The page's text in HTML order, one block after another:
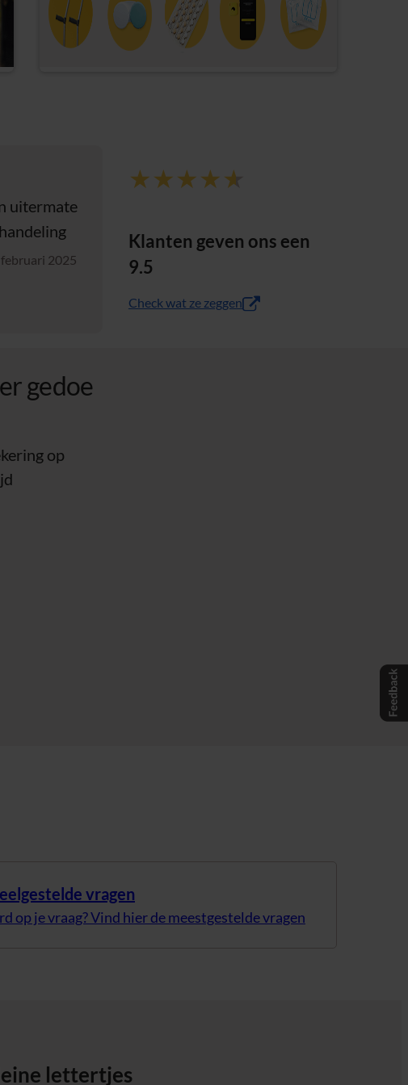
uitermate
2025
Score is 4,6 van 5
Klanten geven ons een
9.5
Check wat ze zeggen(opent in nieuw tabblad)
gedoe
op
vragen
op je vraag? Vind hier de meestgestelde vragen
lettertjes